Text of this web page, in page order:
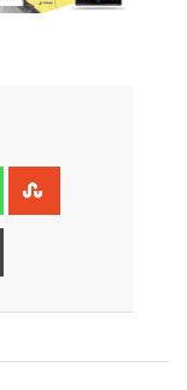
Whatsapp